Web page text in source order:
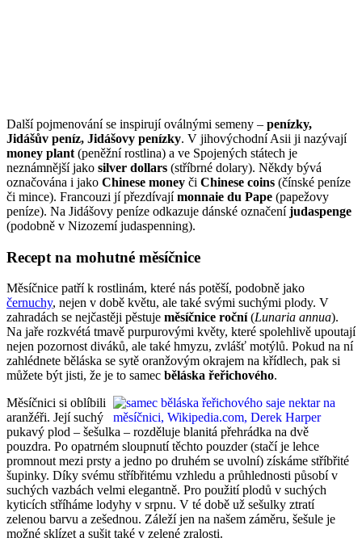
Další pojmenování se inspirují oválnými semeny – penízky,
Jidášův peníz, Jidášovy penízky. V jihovýchodní Asii ji nazývají
money plant (peněžní rostlina) a ve Spojených státech je
neznámnější jako silver dollars (stříbrné dolary). Někdy bývá
označována i jako Chinese money či Chinese coins (čínské peníze
či mince). Francouzi jí přezdívajímonnaie du Pape (papežovy
peníze). Na Jidášovy peníze odkazuje dánské označeníjudaspenge
(podobně v Nizozemí judaspenning).
Recept na mohutné měsíčnice
Měsíčnice patří k rostlinám, které nás potěší, podobně jako
černuchy, nejen v době květu, ale také svými suchými plody. V
zahradách se nejčastěji pěstuje měsíčnice roční(Lunaria annua).
Na jaře rozkvétá tmavě purpurovými květy, které spolehlivě upoutají
nejen pozornost diváků, ale také hmyzu, zvlášť motýlů. Pokud na ní
zahlédnete běláska se sytě oranžovým okrajem na křídlech, pak si
můžete být jisti, že je to samec běláska řeřichového.
Měsíčnici si oblíbili
aranžéři. Její suchý
pukavý plod – šešulka – rozděluje blanitá přehrádka na dvě
pouzdra. Po opatrném sloupnutí těchto pouzder (stačí je lehce
promnout mezi prsty a jedno po druhém se uvolní) získáme stříbřité
šupinky. Díky svému stříbřitému vzhledu a průhlednosti působí v
suchých vazbách velmi elegantně. Pro použití plodů v suchých
kyticích stříháme lodyhy v srpnu. V té době už sešulky ztratí
zelenou barvu a zešednou. Záleží jen na našem záměru, šešule je
možné sklízet a sušit také v zelené zralosti.